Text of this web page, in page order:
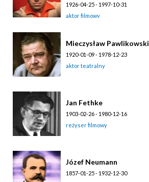
1926-04-25 - 1997-10-31
aktor filmowy
Mieczysław Pawlikowski
1920-01-09 - 1978-12-23
aktor teatralny
Jan Fethke
1903-02-26 - 1980-12-16
reżyser filmowy
Józef Neumann
1857-01-25 - 1932-12-30